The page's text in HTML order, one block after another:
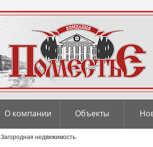
О компании Объекты
Загородная недвижимость